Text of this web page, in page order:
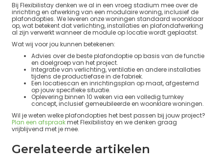
Bij Flexibilistay denken we al in een vroeg stadium mee over de
inrichting en afwerking van een modulaire woning, inclusief de
plafondopties. We leveren onze woningen standaard woonklaar
op, wat betekent dat verlichting, installaties en plafondafwerking
al zijn verwerkt wanneer de module op locatie wordt geplaatst.
Wat wij voor jou kunnen betekenen:
Advies over de beste plafondoptie op basis van de functie
en doelgroep van het project.
Integratie van verlichting, ventilatie en andere installaties
tijdens de productiefase in de fabriek.
Een locatiescan en inrichtingsplan op maat, afgestemd
op jouw specifieke situatie.
Oplevering binnen 10 weken via een volledig turnkey
concept, inclusief gemeubileerde en woonklare woningen.
Wil je weten welke plafondopties het best passen bij jouw project?
Plan een afspraakmet Flexibilistay en we denken graag
vrijblijvend met je mee.
Gerelateerde artikelen